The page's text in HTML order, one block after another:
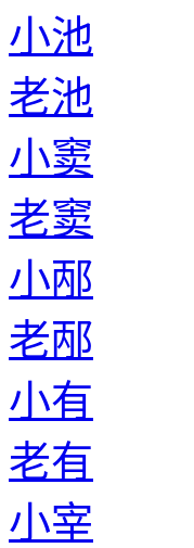
小池
老池
小窦
老窦
小邴
老邴
小有
老有
小宰